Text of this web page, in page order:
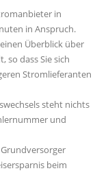
in
in Anspruch.
Überblick über
so dass Sie sich
Stromlieferanten
steht nichts
und
beim